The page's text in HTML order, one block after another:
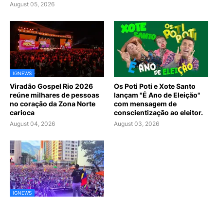
August 05, 2026
IGNEWS
Viradão Gospel Rio 2026
reúne milhares de pessoas
no coração da Zona Norte
carioca
August 04, 2026
Os Poti Poti e Xote Santo
lançam "É Ano de Eleição"
com mensagem de
conscientização ao eleitor.
August 03, 2026
IGNEWS